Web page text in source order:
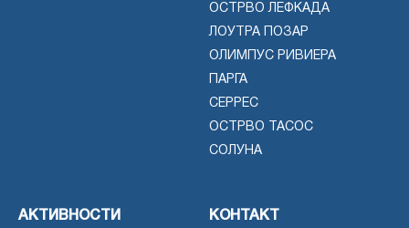
ОСТРВО ЛЕФКАДА
ЛОУТРА ПОЗАР
ОЛИМПУС РИВИЕРА
ПАРГА
СЕРРЕС
ОСТРВО ТАСОС
СОЛУНА
АКТИВНОСТИ КОНТАКТ